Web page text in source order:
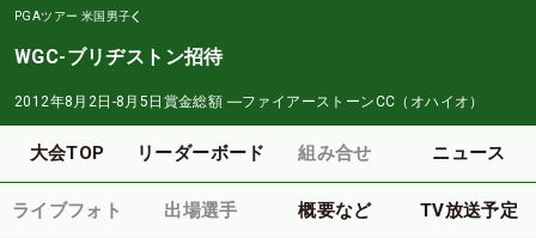
PGAツアー 米国男子
WGC-ブリヂストン招待
2012年8月2日-8月5日 賞金総額 ―ファイアーストーンCC（オハイオ）
大会TOP リーダーボード 組み合せ ニュース
ライブフォト 出場選手 概要など TV放送予定